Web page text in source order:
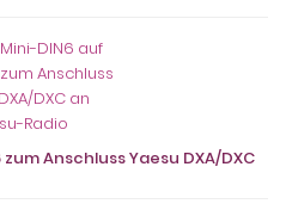
Anschluss Yaesu DXA/DXC